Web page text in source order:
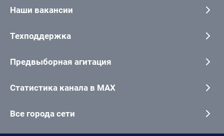
Наши вакансии
Техподдержка
Предвыборная агитация
Статистика канала в MAX
Все города сети